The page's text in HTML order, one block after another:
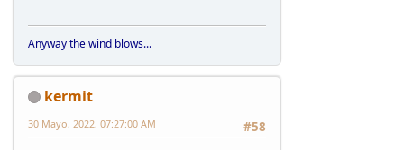
Anyway the wind blows...
kermit
#58
30 Mayo, 2022, 07:27:00 AM